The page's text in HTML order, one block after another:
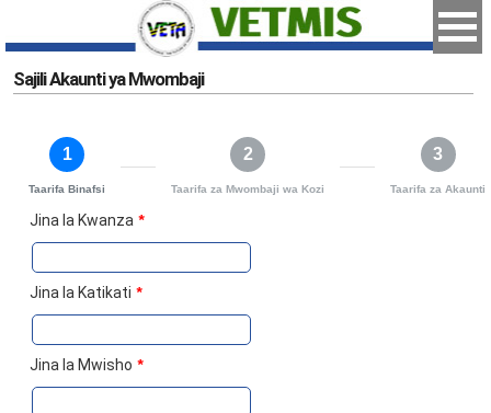
Sajili Akaunti ya Mwombaji
1
Taarifa Binafsi
2
Taarifa za Mwombaji wa Kozi
3
Taarifa za Akaunti
Jina la Kwanza *
Jina la Katikati *
Jina la Mwisho *